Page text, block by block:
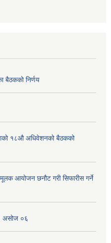
बैठकको निर्णय
१८औ अधिवेशनको बैठकको
आयोजन छनौट गरी सिफारीस गर्ने
असोज ०६